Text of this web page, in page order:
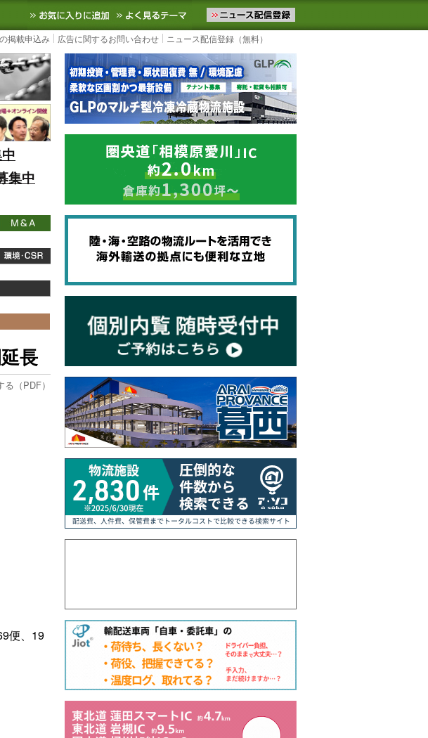
国内外の最新の物流ニュースをお届けします。物流ニュースメール配信を登録す
お気に入りに追加 よく見るテーマ
掲載申込み 広告に関するお問い合わせ ニュース配信登録（無料）
集中
長
（PDF）
便、19